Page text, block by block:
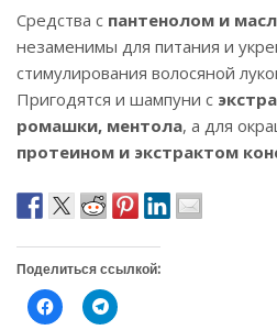
Средства с пантенолом и
незаменимы для питания и
стимулирования волосяной
Пригодятся и шампуни с
ромашки, ментола, а для
протеином и экстрактом
Поделиться ссылкой:
Н
а
Н
а